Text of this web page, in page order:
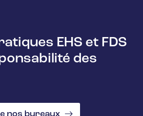
EHS et FDS
des
nos bureaux